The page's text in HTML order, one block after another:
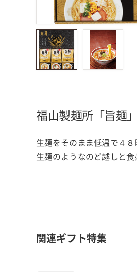
福山製麺所「旨麺
生麺をそのまま低温で４
生麺のようなのど越しと
関連ギフト特集